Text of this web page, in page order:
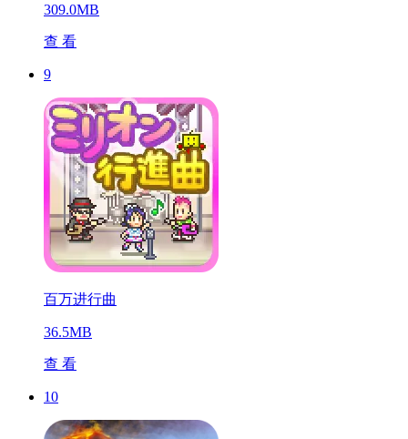
309.0MB
查 看
9
百万进行曲
36.5MB
查 看
10